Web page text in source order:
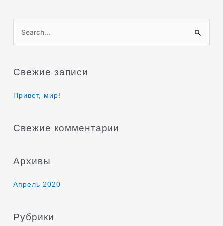
о
с
Свежие записи
Привет, мир!
Свежие комментарии
Архивы
Апрель 2020
Рубрики